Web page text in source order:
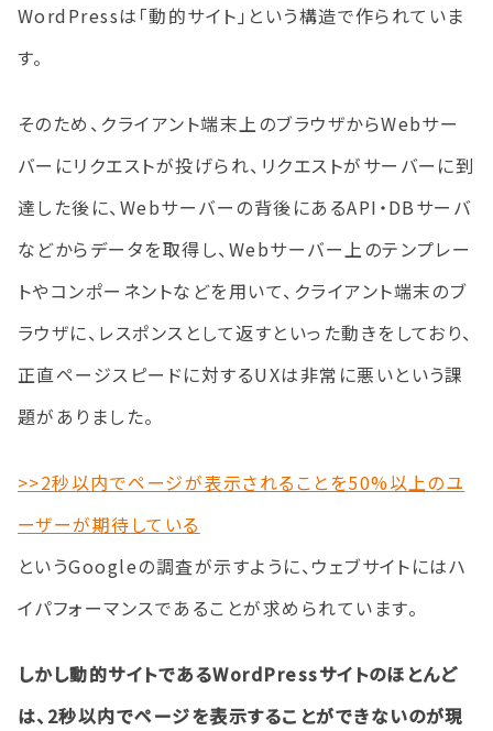
WordPressは「動的サイト」という構造で作られていま
す。
そのため、クライアント端末上のブラウザからWebサー
バーにリクエストが投げられ、リクエストがサーバーに到
達した後に、Webサーバーの背後にあるAPI・DBサーバ
などからデータを取得し、Webサーバー上のテンプレー
トやコンポーネントなどを用いて、クライアント端末のブ
ラウザに、レスポンスとして返すといった動きをしており、
正直ページスピードに対するUXは非常に悪いという課
題がありました。
>>2秒以内でページが表示されることを50%以上のユ
ーザーが期待している
というGoogleの調査が示すように、ウェブサイトにはハ
イパフォーマンスであることが求められています。
しかし動的サイトであるWordPressサイトのほとんど
は、2秒以内でページを表示することができないのが現